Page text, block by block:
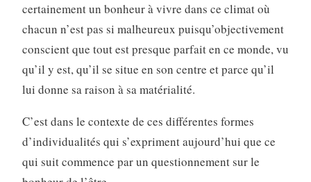
certainement un bonheur à vivre dans ce climat où
chacun n’est pas si mal­heureux puisqu’objectivement
conscient que tout est presque parfait en ce monde, vu
qu’il y est, qu’il se situe en son centre et parce qu’il
lui donne sa raison à sa matérialité.
C’est dans le contexte de ces différentes formes
d’individualités qui s’expriment aujourd’hui que ce
qui suit commence par un questionnement sur le